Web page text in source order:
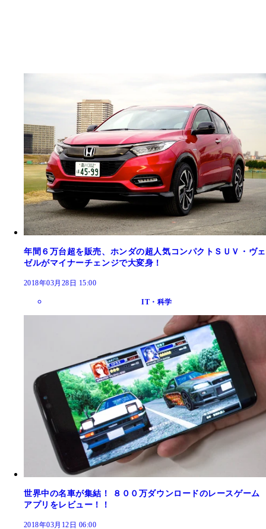
年間６万台超を販売、ホンダの超人気コンパクトＳＵＶ・ヴェ
ゼルがマイナーチェンジで大変身！
2018年03月28日 15:00
IT・科学
世界中の名車が集結！ ８００万ダウンロードのレースゲーム
アプリをレビュー！！
2018年03月12日 06:00